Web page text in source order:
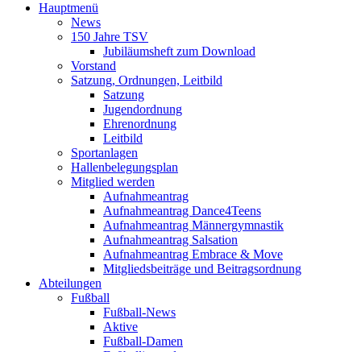
Hauptmenü
News
150 Jahre TSV
Jubiläumsheft zum Download
Vorstand
Satzung, Ordnungen, Leitbild
Satzung
Jugendordnung
Ehrenordnung
Leitbild
Sportanlagen
Hallenbelegungsplan
Mitglied werden
Aufnahmeantrag
Aufnahmeantrag Dance4Teens
Aufnahmeantrag Männergymnastik
Aufnahmeantrag Salsation
Aufnahmeantrag Embrace & Move
Mitgliedsbeiträge und Beitragsordnung
Abteilungen
Fußball
Fußball-News
Aktive
Fußball-Damen